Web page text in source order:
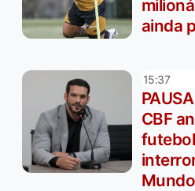
ainda
15:37
CBF